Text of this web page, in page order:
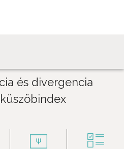
és divergencia